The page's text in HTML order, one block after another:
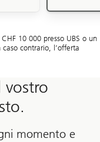
10 000 presso UBS o un
contrario, l’offerta
vostro
momento e